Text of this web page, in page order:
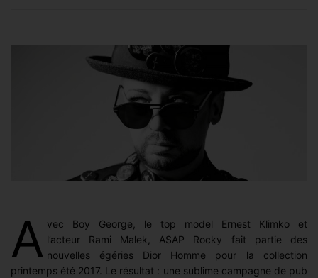
A vec Boy George, le top model Ernest Klimko et
l’acteur Rami Malek, ASAP Rocky fait partie des
nouvelles égéries Dior Homme pour la collection
printemps été 2017. Le résultat : une sublime campagne de pub